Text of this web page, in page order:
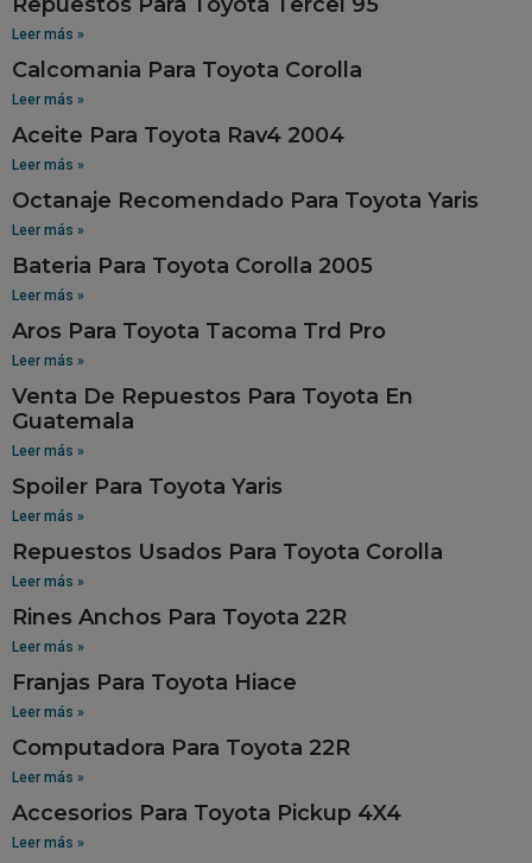
Leer más »
Calcomania Para Toyota Corolla
Leer más »
Aceite Para Toyota Rav4 2004
Leer más »
Octanaje Recomendado Para Toyota Yaris
Leer más »
Bateria Para Toyota Corolla 2005
Leer más »
Aros Para Toyota Tacoma Trd Pro
Leer más »
Venta De Repuestos Para Toyota En
Guatemala
Leer más »
Spoiler Para Toyota Yaris
Leer más »
Repuestos Usados Para Toyota Corolla
Leer más »
Rines Anchos Para Toyota 22R
Leer más »
Franjas Para Toyota Hiace
Leer más »
Computadora Para Toyota 22R
Leer más »
Accesorios Para Toyota Pickup 4X4
Leer más »